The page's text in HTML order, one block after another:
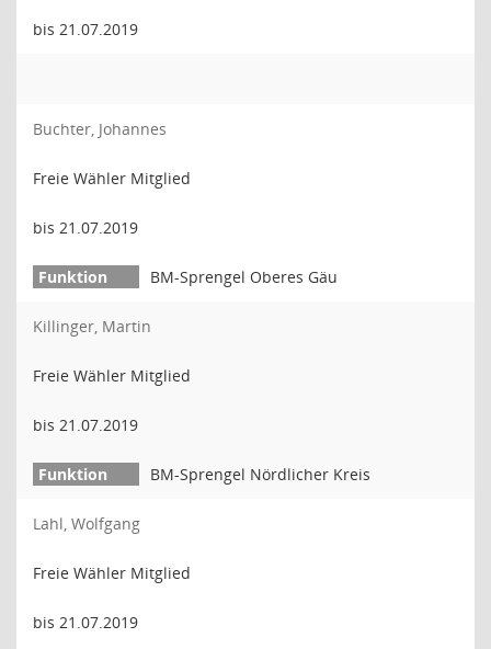
bis 21.07.2019
Buchter, Johannes
Freie Wähler Mitglied
bis 21.07.2019
BM-Sprengel Oberes Gäu
Killinger, Martin
Freie Wähler Mitglied
bis 21.07.2019
BM-Sprengel Nördlicher Kreis
Lahl, Wolfgang
Freie Wähler Mitglied
bis 21.07.2019